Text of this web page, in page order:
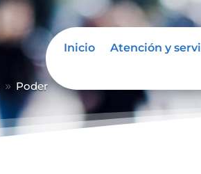
Inicio Atención y
9 Poder